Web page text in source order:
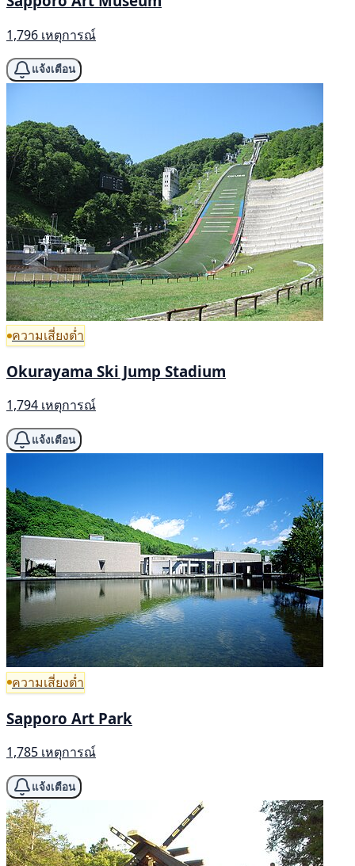
1,796 เหตุการณ์
แจ้งเตือน
ความเสี่ยงต่ำ
Okurayama Ski Jump Stadium
1,794 เหตุการณ์
แจ้งเตือน
ความเสี่ยงต่ำ
Sapporo Art Park
1,785 เหตุการณ์
แจ้งเตือน